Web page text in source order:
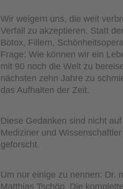
Wir weigern uns, die weit
Verfall zu akzeptieren. Statt
Botox, Fillern,
Frage: Wie können wir ein
mit 90 noch die Welt zu
nächsten zehn Jahre zu
das Aufhalten der Zeit.
Diese Gedanken sind nicht
Mediziner und
geforscht.
Um nur einige zu nennen: Dr.
Matthias Tschöp. Die